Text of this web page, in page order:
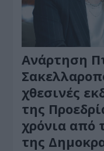
Ανάρτηση
χθεσινές
της
χρόνια από
της